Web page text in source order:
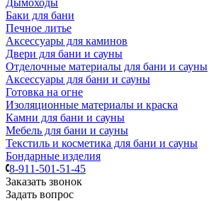
Дымоходы
Баки для бани
Печное литье
Аксессуары для каминов
Двери для бани и сауны
Отделочные материалы для бани и сауны
Аксессуары для бани и сауны
Готовка на огне
Изоляционные материалы и краска
Камни для бани и сауны
Мебель для бани и сауны
Текстиль и косметика для бани и сауны
Бондарные изделия
8-911-501-51-45
Заказать звонок
Задать вопрос